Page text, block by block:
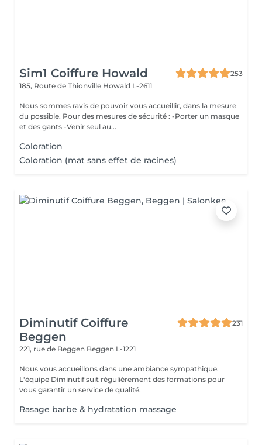
Sim1 Coiffure Howald
253
185, Route de Thionville Howald L-2611
Nous sommes ravis de pouvoir vous accueillir, dans la mesure
du possible. Pour des mesures de sécurité : -Porter un masque
et des gants -Venir seul au...
Coloration
Coloration (mat sans effet de racines)
Diminutif Coiffure
Beggen
231
221, rue de Beggen Beggen L-1221
Nous vous accueillons dans une ambiance sympathique.
L'équipe Diminutif suit régulièrement des formations pour
vous garantir un service de qualité.
Rasage barbe & hydratation massage